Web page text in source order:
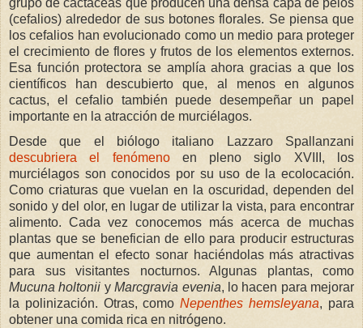
grupo de cactáceas que producen una densa capa de pelos
(cefalios) alrededor de sus botones florales. Se piensa que
los cefalios han evolucionado como un medio para proteger
el crecimiento de flores y frutos de los elementos externos.
Esa función protectora se amplía ahora gracias a que los
científicos han descubierto que, al menos en algunos
cactus, el cefalio también puede desempeñar un papel
importante en la atracción de murciélagos.
Desde que el biólogo italiano Lazzaro Spallanzani
descubriera el fenómenoen pleno siglo XVIII, los
murciélagos son conocidos por su uso de la ecolocación.
Como criaturas que vuelan en la oscuridad, dependen del
sonido y del olor, en lugar de utilizar la vista, para encontrar
alimento. Cada vez conocemos más acerca de muchas
plantas que se benefician de ello para producir estructuras
que aumentan el efecto sonar haciéndolas más atractivas
para sus visitantes nocturnos. Algunas plantas, como
Mucuna holtonii yMarcgravia evenia, lo hacen para mejorar
la polinización. Otras, comoNepenthes hemsleyana, para
obtener una comida rica en nitrógeno.